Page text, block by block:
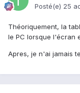
Posté(e) 25
Théoriquement, la
le PC lorsque l'écran
Apres, je n'ai jamais